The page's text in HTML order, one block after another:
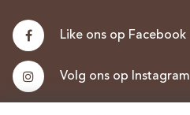
Like ons op Facebook
Volg ons op Instagram